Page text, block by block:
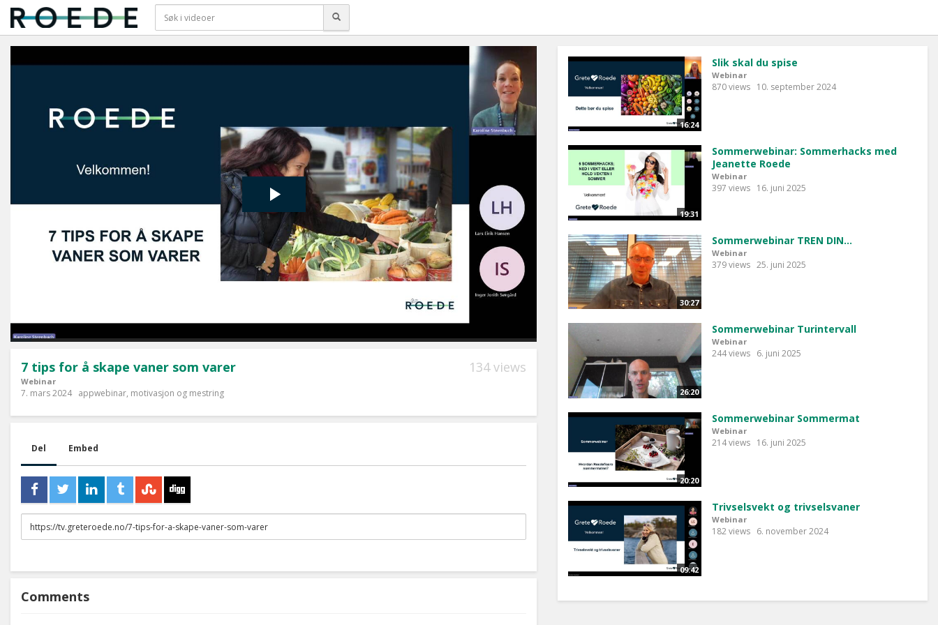
7 tips for å skape vaner som varer
Webinar
134 views
7. mars 2024 appwebinar, motivasjon og mestring
Del Embed
URL
to
Comments
16:24
Slik skal du spise
Webinar
870 views 10. september 2024
19:31
Sommerwebinar: Sommerhacks med
Jeanette Roede
Webinar
397 views 16. juni 2025
30:27
Sommerwebinar TREN DIN...
Webinar
379 views 25. juni 2025
26:20
Sommerwebinar Turintervall
Webinar
244 views 6. juni 2025
20:20
Sommerwebinar Sommermat
Webinar
214 views 16. juni 2025
09:42
Trivselsvekt og trivselsvaner
Webinar
182 views 6. november 2024